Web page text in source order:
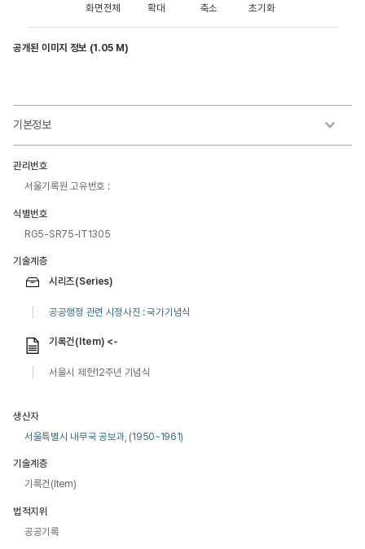
화면전체 확대 축소 초기화
공개된 이미지 정보 (1.05 M)
기본정보
관리번호
서울기록원 고유번호 :
식별번호
RG5-SR75-IT1305
기술계층
시리즈(Series)
공공행정 관련 시정사진 : 국가기념식
기록건(Item) <-
서울시 제헌12주년 기념식
생산자
서울특별시 내무국 공보과, (1950~1961)
기술계층
기록건(Item)
법적지위
공공기록